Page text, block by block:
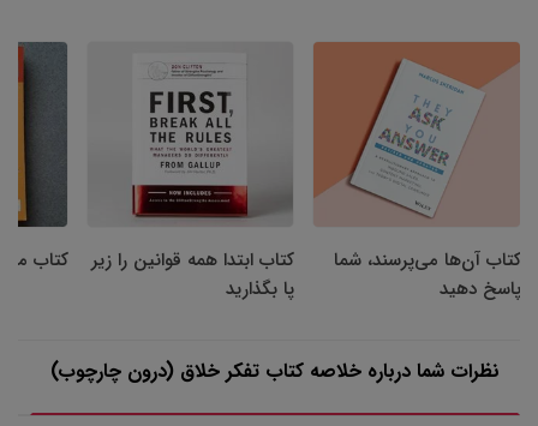
کتاب آن‌ها می‌پرسند، شما
پاسخ دهید
کتاب ابتدا همه قوانین را زیر
پا بگذارید
کتاب
نظرات شما درباره خلاصه کتاب تفکر خلاق (درون چارچوب)